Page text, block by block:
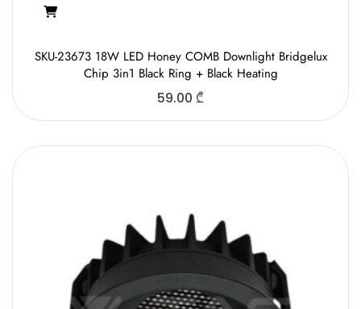
SKU-23673 18W LED Honey COMB Downlight Bridgelux
Chip 3in1 Black Ring + Black Heating
59.00 ₾